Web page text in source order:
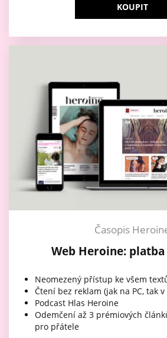
KOUPIT
Časopis
Web Heroine:
Neomezený přístup ke všem
Čtení bez reklam (jak na PC, tak
Podcast Hlas Heroine
Odemčení až 3 prémiových
pro přátele